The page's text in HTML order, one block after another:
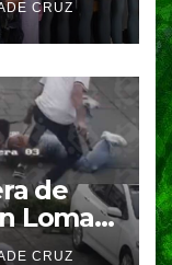
CRUZ
de
Lomas
CRUZ